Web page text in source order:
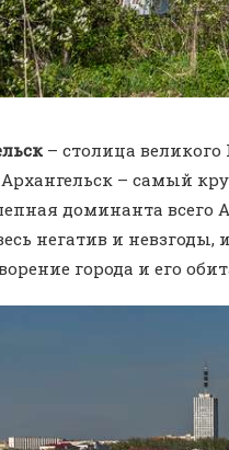
– столица
Архангельск – самый
доминанта всего
негатив и
города и его